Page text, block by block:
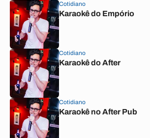
Cotidiano
Karaokê do Empório
Cotidiano
Karaokê do After
Cotidiano
Karaokê no After Pub